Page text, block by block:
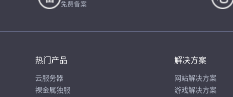
免费备案
热门产品
云服务器
裸金属独服
解决方案
网站解决方案
游戏解决方案